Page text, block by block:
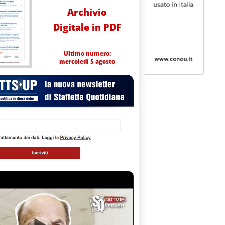
Archivio
Digitale in PDF
Ultimo numero:
mercoledì 5 agosto